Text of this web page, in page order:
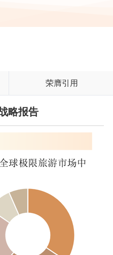
荣膺引用
略报告